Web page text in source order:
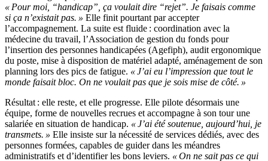
« Pour moi, “handicap”, ça voulait dire “rejet”. Je faisais comme
si ça n’existait pas. » Elle finit pourtant par accepter
l’accompagnement. La suite est fluide : coordination avec la
médecine du travail, l’Association de gestion du fonds pour
l’insertion des personnes handicapées (Agefiph), audit ergonomique
du poste, mise à disposition de matériel adapté, aménagement de son
planning lors des pics de fatigue. « J’ai eu l’impression que tout le
monde faisait bloc. On ne voulait pas que je sois mise de côté. »
Résultat : elle reste, et elle progresse. Elle pilote désormais une
équipe, forme de nouvelles recrues et accompagne à son tour une
salariée en situation de handicap. « J’ai été soutenue, aujourd’hui, je
transmets. » Elle insiste sur la nécessité de services dédiés, avec des
personnes formées, capables de guider dans les méandres
administratifs et d’identifier les bons leviers. « On ne sait pas ce qui